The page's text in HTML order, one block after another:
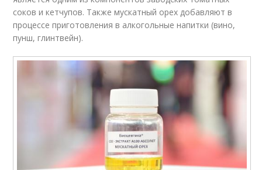
соков и кетчупов. Также мускатный орех добавляют в
процессе приготовления в алкогольные напитки (вино,
пунш, глинтвейн).